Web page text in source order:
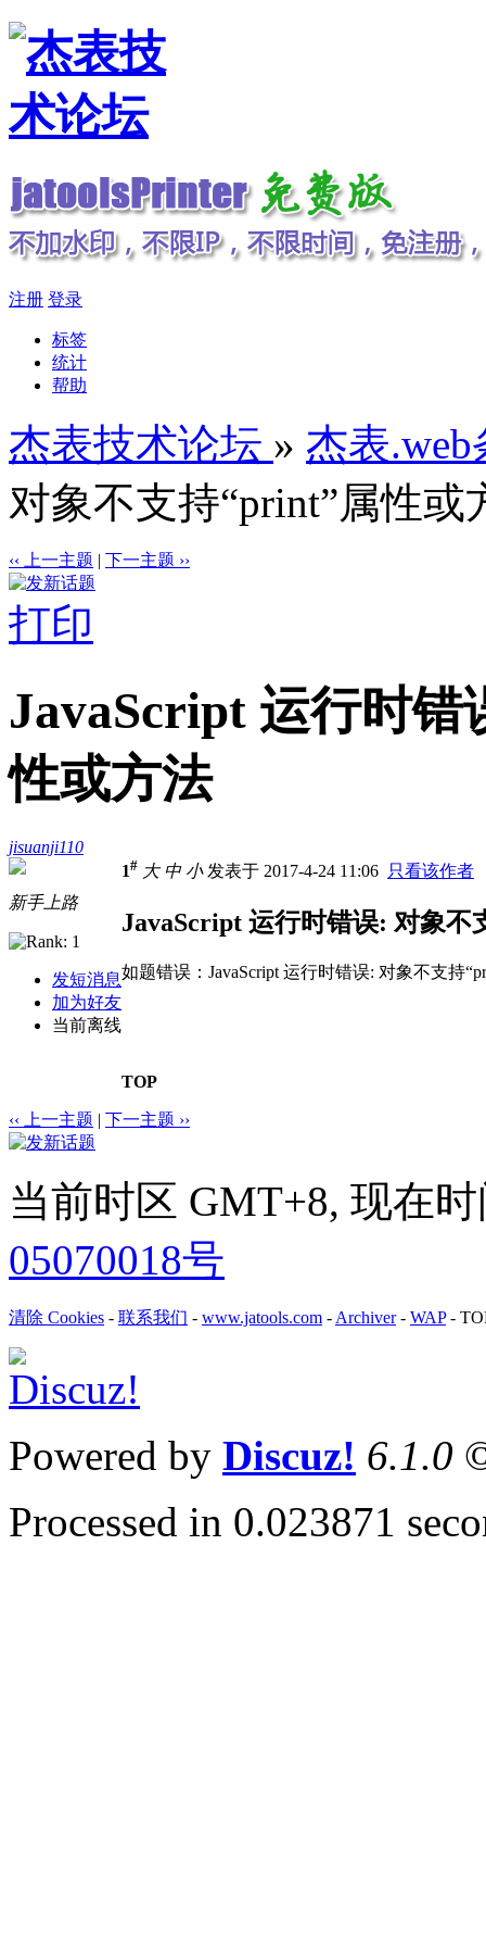
注册 登录
标签
统计
帮助
杰表技术论坛 » 杰表
对象不支持“print”属性或
‹‹ 上一主题 | 下一主题 ››
打印
JavaScript 运行时
性或方法
jisuanji110
新手上路
发短消息
加为好友
当前离线
1# 大 中 小发表于 2017-4-24 11:06 只看该作者
JavaScript 运行时错误: 对象不
如题错误：JavaScript 运行时错误: 对象不支持
TOP
‹‹ 上一主题 | 下一主题 ››
当前时区 GMT+8, 现在
05070018号
清除 Cookies - 联系我们 - www.jatools.com - Archiver- WAP-
Powered by Discuz! 6.1.0
Processed in 0.023871